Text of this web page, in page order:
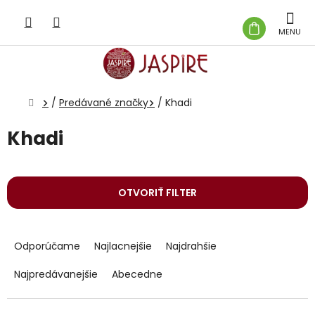
obsah
KOŠÍK
Domov
/ Predávané značky / Khadi
Khadi
OTVORIŤ FILTER
a
e
Odporúčame Najlacnejšie
Najdrahšie
Najpredávanejšie
Abecedne